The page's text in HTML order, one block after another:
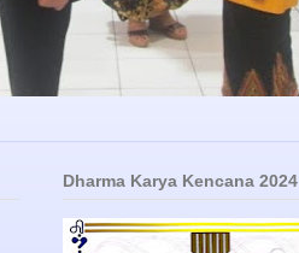
Dharma Karya Kencana 2024